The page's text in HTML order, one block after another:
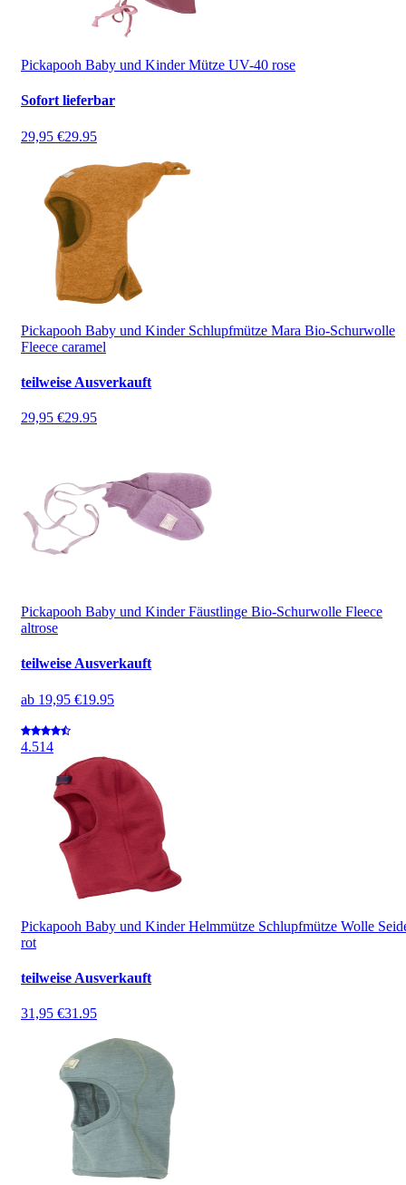
Pickapooh Baby und Kinder Mütze UV-40 rose
Sofort lieferbar
29,95 €29.95
Pickapooh Baby und Kinder Schlupfmütze Mara Bio-Schurwolle
Fleece caramel
teilweise Ausverkauft
29,95 €29.95
Pickapooh Baby und Kinder Fäustlinge Bio-Schurwolle Fleece
altrose
teilweise Ausverkauft
ab 19,95 €19.95
4.514
Pickapooh Baby und Kinder Helmmütze Schlupfmütze Wolle
rot
teilweise Ausverkauft
31,95 €31.95